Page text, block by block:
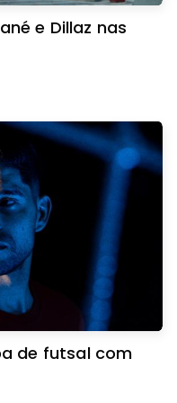
e Dillaz nas
de futsal com